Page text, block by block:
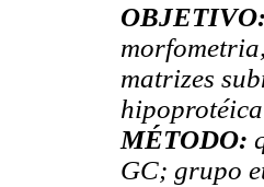
OBJETIVO:
matrizes
MÉTODO:
GC; grupo